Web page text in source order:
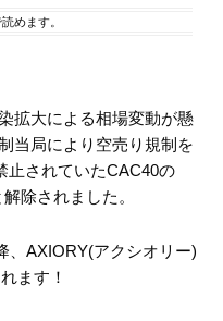
めます。
拡大による相場変動が懸
当局により空売り規制を
止されていたCAC40の
除されました。
AXIORY(アクシオリー)
ます！